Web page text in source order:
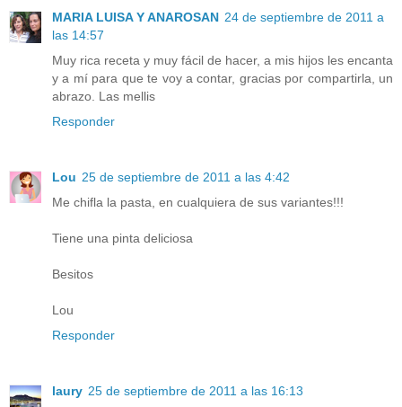
MARIA LUISA Y ANAROSAN 24 de septiembre de 2011 a
las 14:57
Muy rica receta y muy fácil de hacer, a mis hijos les encanta
y a mí para que te voy a contar, gracias por compartirla, un
abrazo. Las mellis
Responder
Lou 25 de septiembre de 2011 a las 4:42
Me chifla la pasta, en cualquiera de sus variantes!!!
Tiene una pinta deliciosa
Besitos
Lou
Responder
laury 25 de septiembre de 2011 a las 16:13